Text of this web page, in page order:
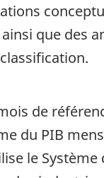
que des
de
du PIB
le Système